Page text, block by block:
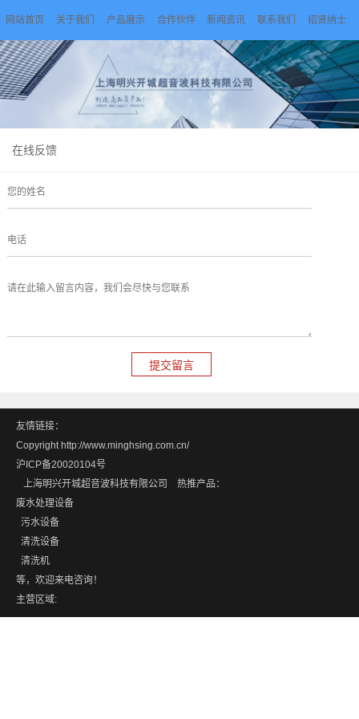
网站首页 关于我们 产品展示 合作伙伴 新闻资讯 联系我们 招贤纳士
在线反馈
友情链接：
Copyright http://www.minghsing.com.cn/
沪ICP备20020104号
上海明兴开城超音波科技有限公司 热推产品：
废水处理设备
污水设备
清洗设备
清洗机
等，欢迎来电咨询！
主营区域: